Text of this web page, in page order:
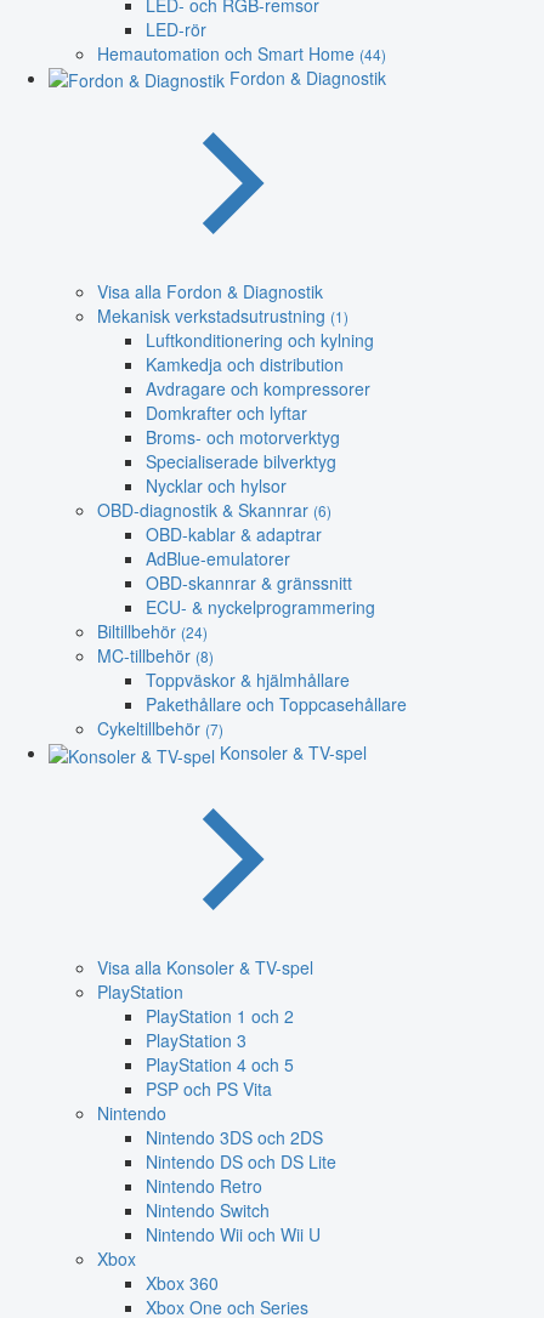
LED-rör
Hemautomation och Smart Home (44)
Fordon & Diagnostik
Visa alla Fordon & Diagnostik
Mekanisk verkstadsutrustning (1)
Luftkonditionering och kylning
Kamkedja och distribution
Avdragare och kompressorer
Domkrafter och lyftar
Broms- och motorverktyg
Specialiserade bilverktyg
Nycklar och hylsor
OBD-diagnostik & Skannrar (6)
OBD-kablar & adaptrar
AdBlue-emulatorer
OBD-skannrar & gränssnitt
ECU- & nyckelprogrammering
Biltillbehör (24)
MC-tillbehör (8)
Toppväskor & hjälmhållare
Pakethållare och Toppcasehållare
Cykeltillbehör (7)
Konsoler & TV-spel
Visa alla Konsoler & TV-spel
PlayStation
PlayStation 1 och 2
PlayStation 3
PlayStation 4 och 5
PSP och PS Vita
Nintendo
Nintendo 3DS och 2DS
Nintendo DS och DS Lite
Nintendo Retro
Nintendo Switch
Nintendo Wii och Wii U
Xbox
Xbox 360
Xbox One och Series